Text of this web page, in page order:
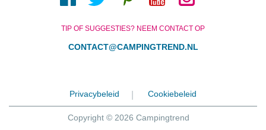
TIP OF SUGGESTIES? NEEM CONTACT OP
CONTACT@CAMPINGTREND.NL
Privacybeleid Cookiebeleid
Copyright © 2026 Campingtrend